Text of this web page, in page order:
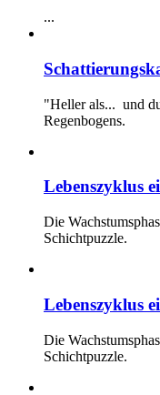
...
"Heller als... und
Regenbogens.
Lebenszyklus
Die
Schichtpuzzle.
Lebenszyklus
Die
Schichtpuzzle.